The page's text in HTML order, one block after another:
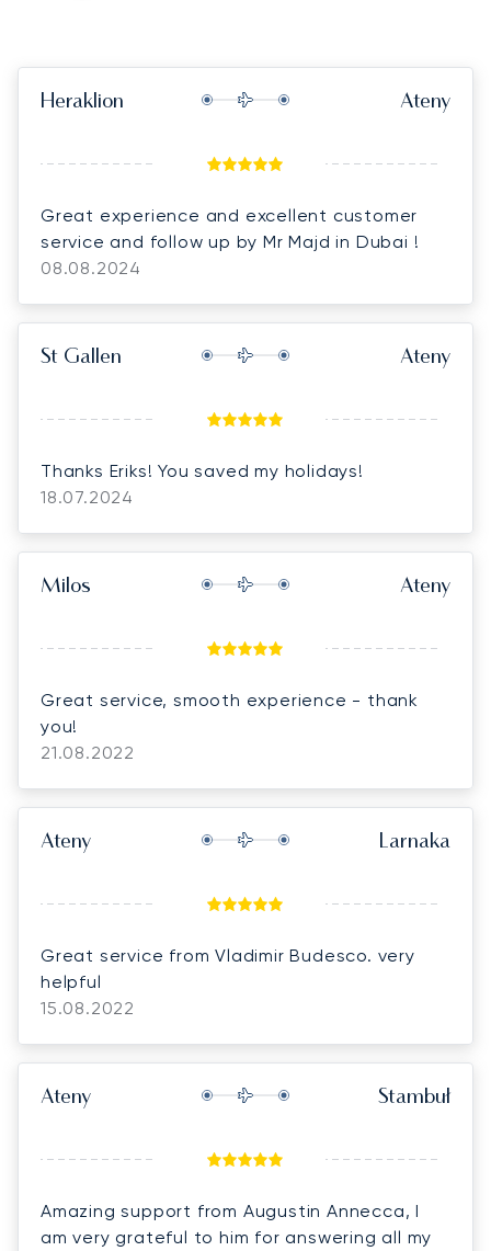
Heraklion Ateny
Great experience and excellent customer
service and follow up by Mr Majd in Dubai !
08.08.2024
St Gallen Ateny
Thanks Eriks! You saved my holidays!
18.07.2024
Milos Ateny
Great service, smooth experience - thank
you!
21.08.2022
Ateny Larnaka
Great service from Vladimir Budesco. very
helpful
15.08.2022
Ateny Stambuł
Amazing support from Augustin Annecca, I
am very grateful to him for answering all my